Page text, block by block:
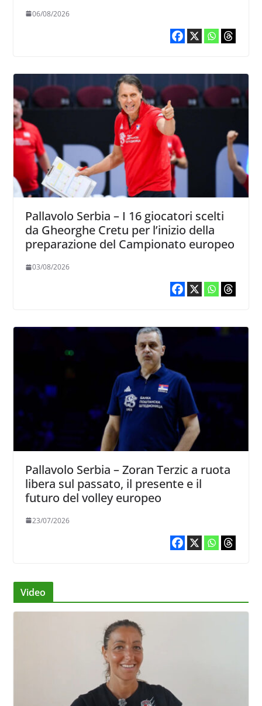
06/08/2026
Pallavolo Serbia – I 16 giocatori scelti
da Gheorghe Cretu per l’inizio della
preparazione del Campionato europeo
03/08/2026
Pallavolo Serbia – Zoran Terzic a ruota
libera sul passato, il presente e il
futuro del volley europeo
23/07/2026
Video